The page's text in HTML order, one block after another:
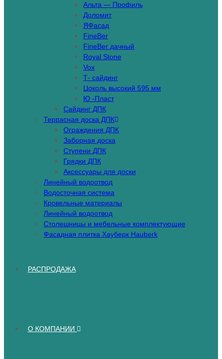
Альта — Профиль
Доломит
ЯФасад
FineBer
FineBer дачный
Royal Stone
Vox
Т- сайдинг
Цоколь высокий 595 мм
Ю -Пласт
Сайдинг ДПК
Террасная доска ДПК
Ограждения ДПК
Заборная доска
Ступени ДПК
Грядки ДПК
Аксессуары для доски
Линейный водоотвод
Водосточная система
Кровельные материалы
Линейный водоотвод
Столешницы и мебельные комплектующие
Фасадная плитка Хауберк Hauberk
РАСПРОДАЖА
О КОМПАНИИ